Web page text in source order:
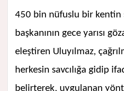
450 bin nüfuslu bir kentin
başkanının gece yarısı
eleştiren Uluyılmaz,
herkesin savcılığa gidip
belirterek, uygulanan